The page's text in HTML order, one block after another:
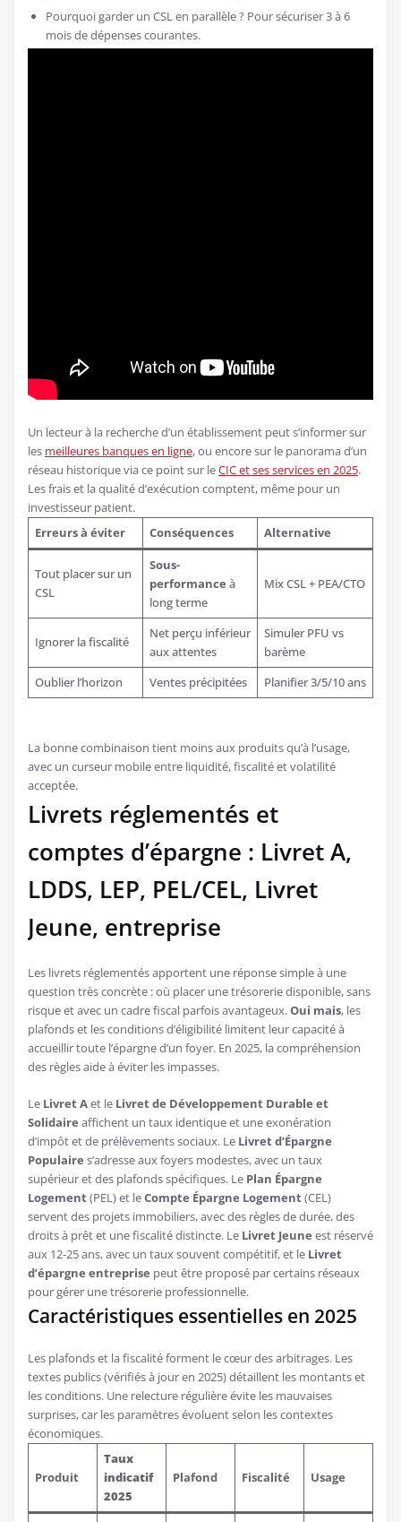
Pourquoi garder un CSL en parallèle ? Pour sécuriser 3 à 6
mois de dépenses courantes.
Un lecteur à la recherche d’un établissement peut s’informer sur
les meilleures banques en ligne, ou encore sur le panorama d’un
réseau historique via ce point sur leCIC et ses services en 2025.
Les frais et la qualité d’exécution comptent, même pour un
investisseur patient.
Erreurs à éviter
Conséquences Alternative
Tout placer sur un
CSL
Sous-
performance à
long terme
Mix CSL + PEA/CTO
Ignorer la fiscalité
Net perçu inférieur
aux attentes
Simuler PFU vs
barème
Oublier l’horizon
Ventes précipitées Planifier 3/5/10 ans
La bonne combinaison tient moins aux produits qu’à l’usage,
avec un curseur mobile entre liquidité, fiscalité et volatilité
acceptée.
Livrets réglementés et
comptes d’épargne : Livret A,
LDDS, LEP, PEL/CEL, Livret
Jeune, entreprise
Les livrets réglementés apportent une réponse simple à une
question très concrète : où placer une trésorerie disponible, sans
risque et avec un cadre fiscal parfois avantageux.Oui mais, les
plafonds et les conditions d’éligibilité limitent leur capacité à
accueillir toute l’épargne d’un foyer. En 2025, la compréhension
des règles aide à éviter les impasses.
Le Livret Aet le Livret de Développement Durable et
Solidaire affichent un taux identique et une exonération
d’impôt et de prélèvements sociaux. Le Livret d’Épargne
Populaire s’adresse aux foyers modestes, avec un taux
supérieur et des plafonds spécifiques. Le Plan Épargne
Logement(PEL) et leCompte Épargne Logement(CEL)
servent des projets immobiliers, avec des règles de durée, des
droits à prêt et une fiscalité distincte. Le Livret Jeune est réservé
aux 12-25 ans, avec un taux souvent compétitif, et le Livret
d’épargne entreprise peut être proposé par certains réseaux
pour gérer une trésorerie professionnelle.
Caractéristiques essentielles en 2025
Les plafonds et la fiscalité forment le cœur des arbitrages. Les
textes publics (vérifiés à jour en 2025) détaillent les montants et
les conditions. Une relecture régulière évite les mauvaises
surprises, car les paramètres évoluent selon les contextes
économiques.
Produit
Taux
indicatif
2025
Plafond Fiscalité Usage